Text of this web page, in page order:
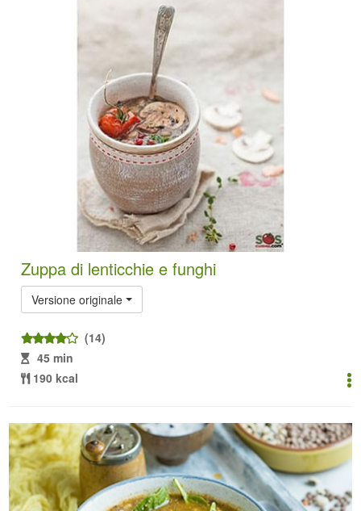
Zuppa di lenticchie e funghi
Versione originale
(14)
45 min
190 kcal